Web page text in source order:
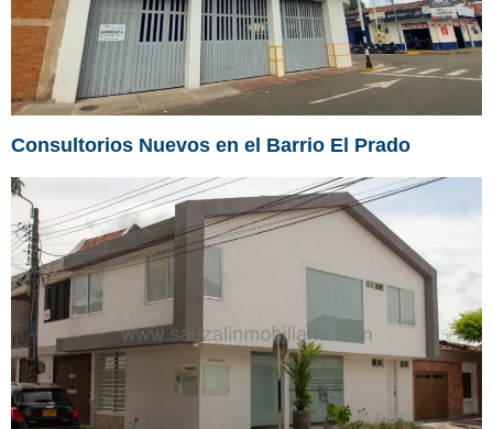
Consultorios Nuevos en el Barrio El Prado